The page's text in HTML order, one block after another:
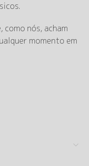
como nós, acham
momento em